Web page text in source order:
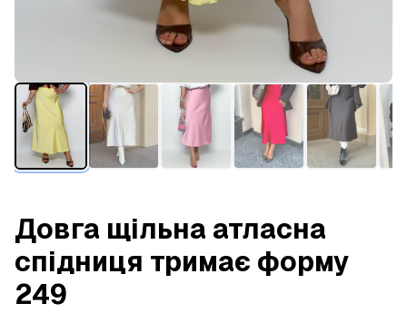
Довга щільна атласна
спідниця тримає форму
249